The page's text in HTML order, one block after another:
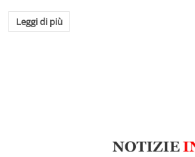
Leggi di più